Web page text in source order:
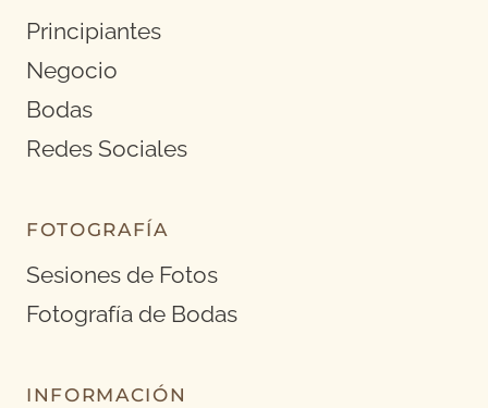
Principiantes
Negocio
Bodas
Redes Sociales
FOTOGRAFÍA
Sesiones de Fotos
Fotografía de Bodas
INFORMACIÓN